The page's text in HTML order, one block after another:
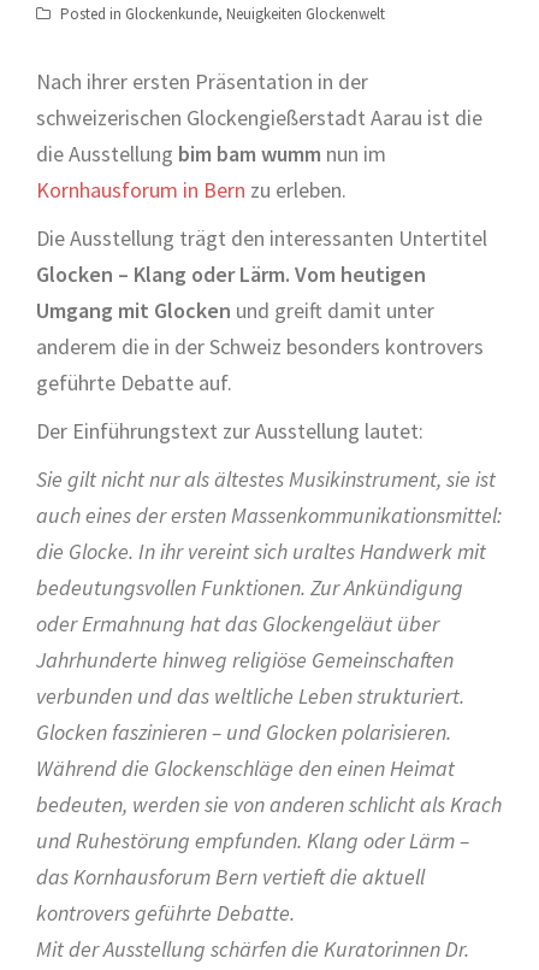
Posted in Glockenkunde, Neuigkeiten Glockenwelt
Nach ihrer ersten Präsentation in der
schweizerischen Glockengießerstadt Aarau ist die
die Ausstellung bim bam wumm nun im
Kornhausforum in Bern zu erleben.
Die Ausstellung trägt den interessanten Untertitel
Glocken – Klang oder Lärm. Vom heutigen
Umgang mit Glocken und greift damit unter
anderem die in der Schweiz besonders kontrovers
geführte Debatte auf.
Der Einführungstext zur Ausstellung lautet:
Sie gilt nicht nur als ältestes Musikinstrument, sie ist
auch eines der ersten Massenkommunikationsmittel:
die Glocke. In ihr vereint sich uraltes Handwerk mit
bedeutungsvollenFunktionen. Zur Ankündigung
oder Ermahnung hat das Glockengeläut über
Jahrhunderte hinweg religiöse Gemeinschaften
verbunden und das weltliche Leben strukturiert.
Glocken faszinieren – und Glocken polarisieren.
Während die Glockenschläge den einenHeimat
bedeuten, werden sie von anderen schlicht als Krach
und Ruhestörung empfunden. Klang oder Lärm –
das Kornhausforum Bern vertieft die aktuell
kontrovers geführte Debatte.
Mit der Ausstellung schärfen die Kuratorinnen Dr.